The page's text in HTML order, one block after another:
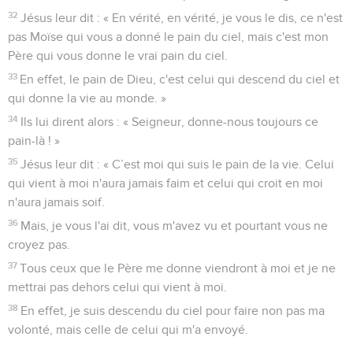
32 Jésus leur dit : « En vérité, en vérité, je vous le dis, ce n'est
pas Moïse qui vous a donné le pain du ciel, mais c'est mon
Père qui vous donne le vrai pain du ciel.
33 En effet, le pain de Dieu, c'est celui qui descend du ciel et
qui donne la vie au monde. »
34 Ils lui dirent alors : « Seigneur, donne-nous toujours ce
pain-là ! »
35 Jésus leur dit : « C’est moi qui suis le pain de la vie. Celui
qui vient à moi n'aura jamais faim et celui qui croit en moi
n'aura jamais soif.
36 Mais, je vous l'ai dit, vous m'avez vu et pourtant vous ne
croyez pas.
37 Tous ceux que le Père me donne viendront à moi et je ne
mettrai pas dehors celui qui vient à moi.
38 En effet, je suis descendu du ciel pour faire non pas ma
volonté, mais celle de celui qui m'a envoyé.